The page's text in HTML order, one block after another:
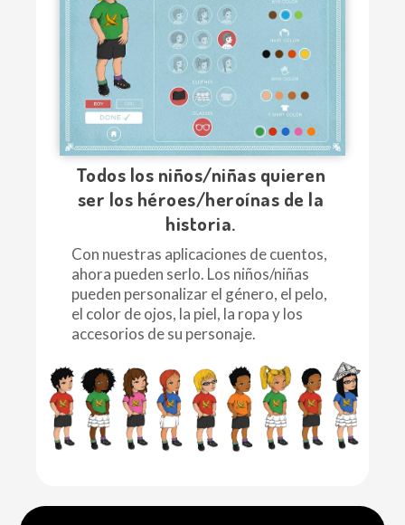
Todos los niños/niñas quieren
ser los héroes/heroínas de la
historia.
Con nuestras aplicaciones de cuentos,
ahora pueden serlo. Los niños/niñas
pueden personalizar el género, el pelo,
el color de ojos, la piel, la ropa y los
accesorios de su personaje.